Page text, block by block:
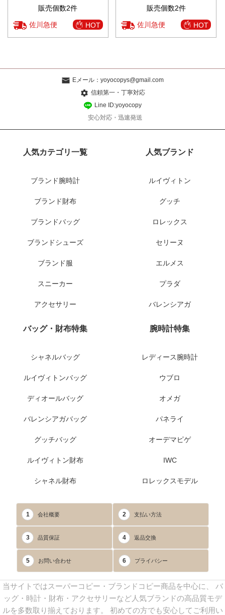
販売個数2件
佐川急便 HOT
販売個数2件
佐川急便 HOT
Eメール： yoyocopys@gmail.com
信頼第一・丁寧対応
Line ID:yoyocopy
安心対応・迅速発送
人気カテゴリ一覧
ブランド腕時計
ブランド財布
ブランドバッグ
ブランドシューズ
ブランド服
スニーカー
アクセサリー
人気ブランド
ルイヴィトン
グッチ
ロレックス
セリーヌ
エルメス
プラダ
バレンシアガ
バッグ・財布特集
シャネルバッグ
ルイヴィトンバッグ
ディオールバッグ
バレンシアガバッグ
グッチバッグ
ルイヴィトン財布
シャネル財布
腕時計特集
レディース腕時計
ウブロ
オメガ
パネライ
オーデマピゲ
IWC
ロレックスモデル
1 会社概要 2 支払い方法
3 品質保証 4 返品交換
5 お問い合わせ 6 プライバシー
当サイトではスーパーコピー・ブランドコピー商品を中心に、 バ
ッグ・時計・財布・アクセサリーなど人気ブランドの高品質モデ
ルを多数取り揃えております。 初めての方でも安心してご利用い